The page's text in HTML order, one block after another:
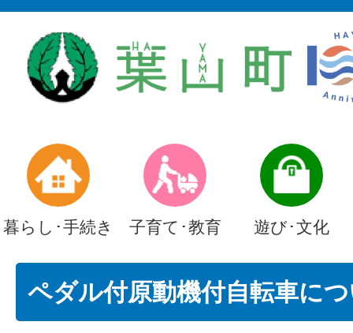
暮らし･手続き 子育て･教育 遊び･文化
ペダル付原動機付自転車に